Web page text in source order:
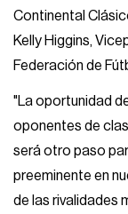
Continental
Kelly Higgins,
Federación de
"La oportunidad
oponentes de
será otro paso
preeminente en
de las rivalidades